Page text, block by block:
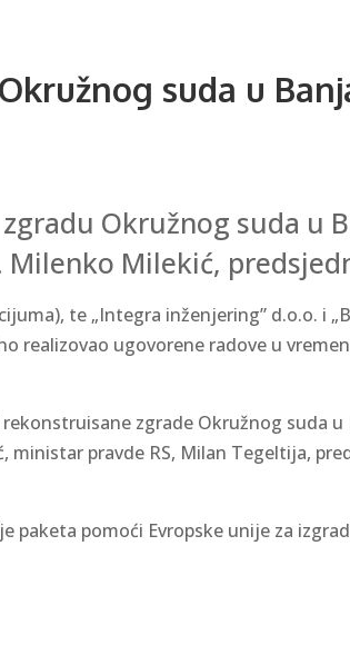
suda u
Okružnog suda u
Milekić,
te „Integra inženjering” d.o.o. i
ugovorene radove u
zgrade Okružnog suda
pravde RS, Milan Tegeltija,
pomoći Evropske unije za